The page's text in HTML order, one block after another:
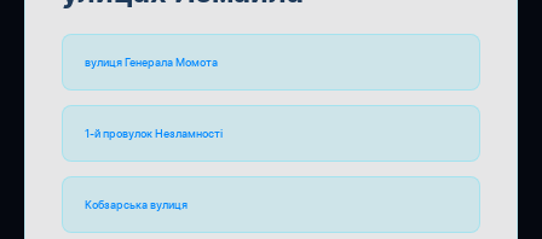
вулиця Генерала Момота
1-й провулок Незламності
Кобзарська вулиця